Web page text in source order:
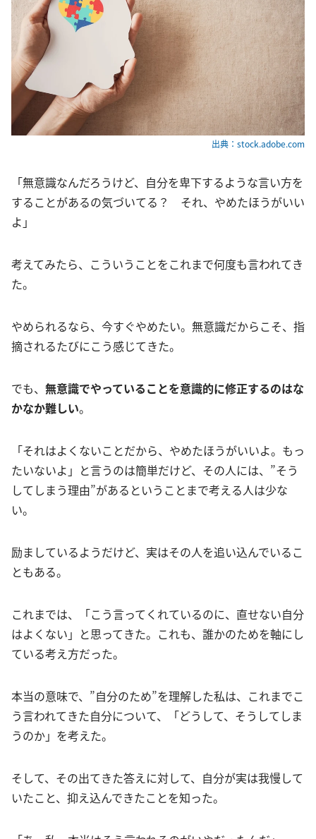
出典：stock.adobe.com
「無意識なんだろうけど、自分を卑下するような言い方を
することがあるの気づいてる？ それ、やめたほうがいい
よ」
考えてみたら、こういうことをこれまで何度も言われてき
た。
やめられるなら、今すぐやめたい。無意識だからこそ、指
摘されるたびにこう感じてきた。
でも、 無意識でやっていることを意識的に修正するのはな
かなか難しい。
「それはよくないことだから、やめたほうがいいよ。もっ
たいないよ」と言うのは簡単だけど、その人には、”そう
してしまう理由”があるということまで考える人は少な
い。
励ましているようだけど、実はその人を追い込んでいるこ
ともある。
これまでは、「こう言ってくれているのに、直せない自分
はよくない」と思ってきた。これも、誰かのためを軸にし
ている考え方だった。
本当の意味で、”自分のため”を理解した私は、これまでこ
う言われてきた自分について、「どうして、そうしてしま
うのか」を考えた。
そして、その出てきた答えに対して、自分が実は我慢して
いたこと、抑え込んできたことを知った。